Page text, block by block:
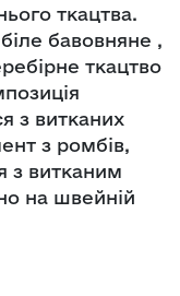
ткацтва.
бавовняне ,
ткацтво
з витканих
з ромбів,
з витканим
на швейній